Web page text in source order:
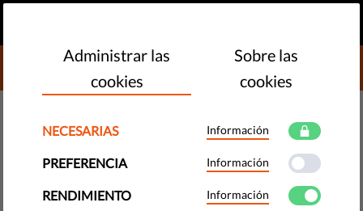
DONATE TO LIBERTIES
No es el fin de la historia
(todavía)
Administrar las
cookies
Sobre las
cookies
NECESARIAS Información
PREFERENCIA Información
RENDIMIENTO Información